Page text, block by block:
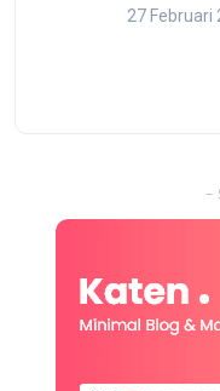
27 Februari
-